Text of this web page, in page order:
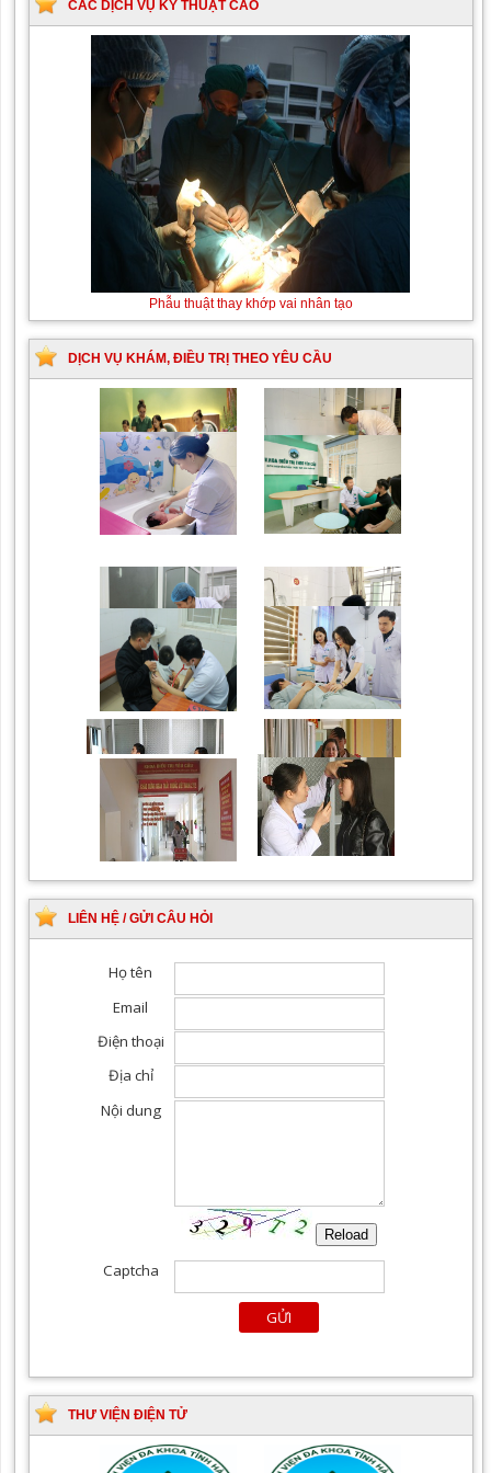
CÁC DỊCH VỤ KỸ THUẬT CAO
Phẫu thuật thay khớp vai nhân tạo
DỊCH VỤ KHÁM, ĐIỀU TRỊ THEO YÊU CẦU
Chăm sóc mẹ và bé sơ
sinh
Trung tâm chăm sóc mẹ
bầu và sau sinh
Phòng khám Thẩm mỹ
theo Yêu cầu
Khám bệnh nhân mắc
các bệnh lý về xương,
Phòng khám chuyên
khoa Nhi
Chiếu tia Plasma lạnh hỗ
trợ điều trị vết thương
Đơn nguyên Sản theo
yêu cầu
Khám bệnh nhân sau
phẫu thuật
Khoa yêu cầu, điều trị tất
cả các chuyên khoa
Khám Ngoại khoa
Khám chuyên khoa Mắt
Đội ngũ hướng dẫn
chuyên nghiệp, tận tình
LIÊN HỆ / GỬI CÂU HỎI
THƯ VIỆN ĐIỆN TỬ